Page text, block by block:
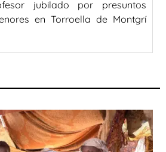
jubilado por presuntos
en Torroella de Montgrí